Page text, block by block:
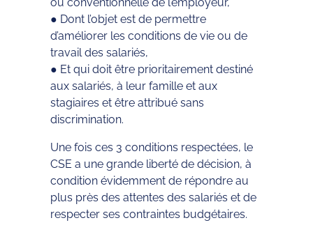
● Dont l’objet est de permettre
d’améliorer les conditions de vie ou de
travail des salariés,
● Et qui doit être prioritairement destiné
aux salariés, à leur famille et aux
stagiaires et être attribué sans
discrimination.
Une fois ces 3 conditions respectées, le
CSE a une grande liberté de décision, à
condition évidemment de répondre au
plus près des attentes des salariés et de
respecter ses contraintes budgétaires.